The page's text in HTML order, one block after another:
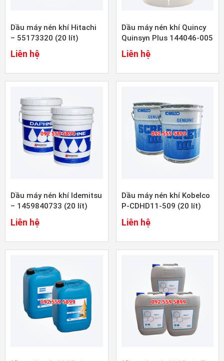
Dầu máy nén khí Hitachi
– 55173320 (20 lít)
Liên hệ
Dầu máy nén khí Quincy
Quinsyn Plus 144046-005
(19 lít)
Liên hệ
Dầu máy nén khí Idemitsu
– 1459840733 (20 lít)
Liên hệ
Dầu máy nén khí Kobelco
P-CDHD11-509 (20 lít)
Liên hệ